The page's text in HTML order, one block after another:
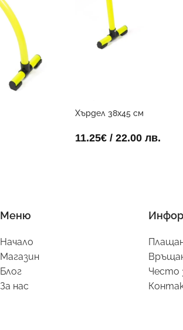
Хърдел 38х45 см
11.25€/ 22.00 лв.
Меню
Начало
Магазин
Блог
За нас
Често